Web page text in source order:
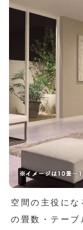
空間の主役に
の畳数・テーブ